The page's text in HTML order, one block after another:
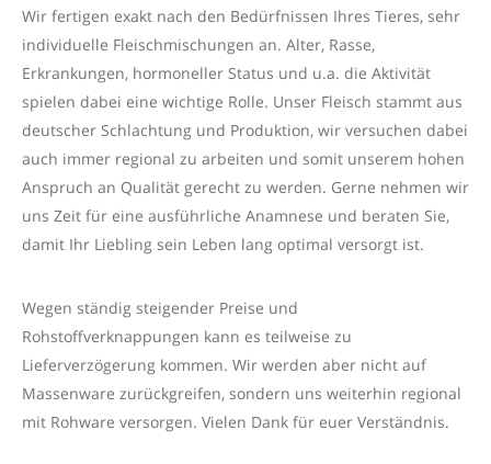
Wir fertigen exakt nach den Bedürfnissen Ihres Tieres, sehr
individuelle Fleischmischungen an. Alter, Rasse,
Erkrankungen, hormoneller Status und u.a. die Aktivität
spielen dabei eine wichtige Rolle. Unser Fleisch stammt aus
deutscher Schlachtung und Produktion, wir versuchen dabei
auch immer regional zu arbeiten und somit unserem hohen
Anspruch an Qualität gerecht zu werden. Gerne nehmen wir
uns Zeit für eine ausführliche Anamnese und beraten Sie,
damit Ihr Liebling sein Leben lang optimal versorgt ist.
Wegen ständig steigender Preise und
Rohstoffverknappungen kann es teilweise zu
Lieferverzögerung kommen. Wir werden aber nicht auf
Massenware zurückgreifen, sondern uns weiterhin regional
mit Rohware versorgen. Vielen Dank für euer Verständnis.